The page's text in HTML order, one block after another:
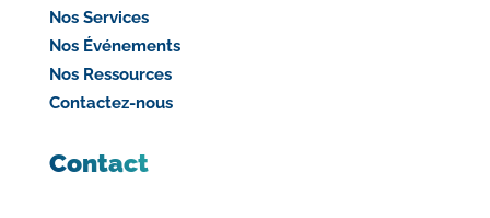
Nos Services
Nos Événements
Nos Ressources
Contactez-nous
Contact